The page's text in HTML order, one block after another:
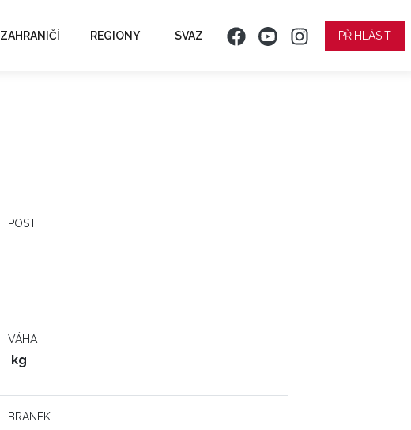
ZAHRANIČÍ REGIONY SVAZ PŘIHLÁSIT
POST
VÁHA
kg
BRANEK